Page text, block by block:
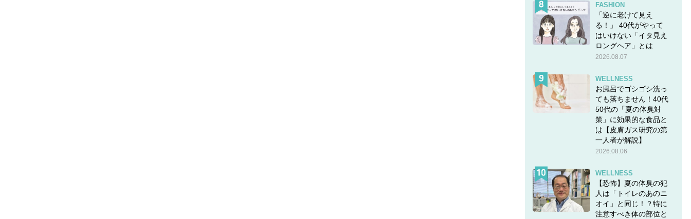
FASHION
「逆に老けて見え
る！」 40代がやって
はいけない「イタ見え
ロングヘア」とは
2026.08.07
WELLNESS
お風呂でゴシゴシ洗っ
ても落ちません！40代
50代の「夏の体臭対
策」に効果的な食品と
は【皮膚ガス研究の第
一人者が解説】
2026.08.06
WELLNESS
【恐怖】夏の体臭の犯
人は「トイレのあのニ
オイ」と同じ！？特に
注意すべき体の部位と